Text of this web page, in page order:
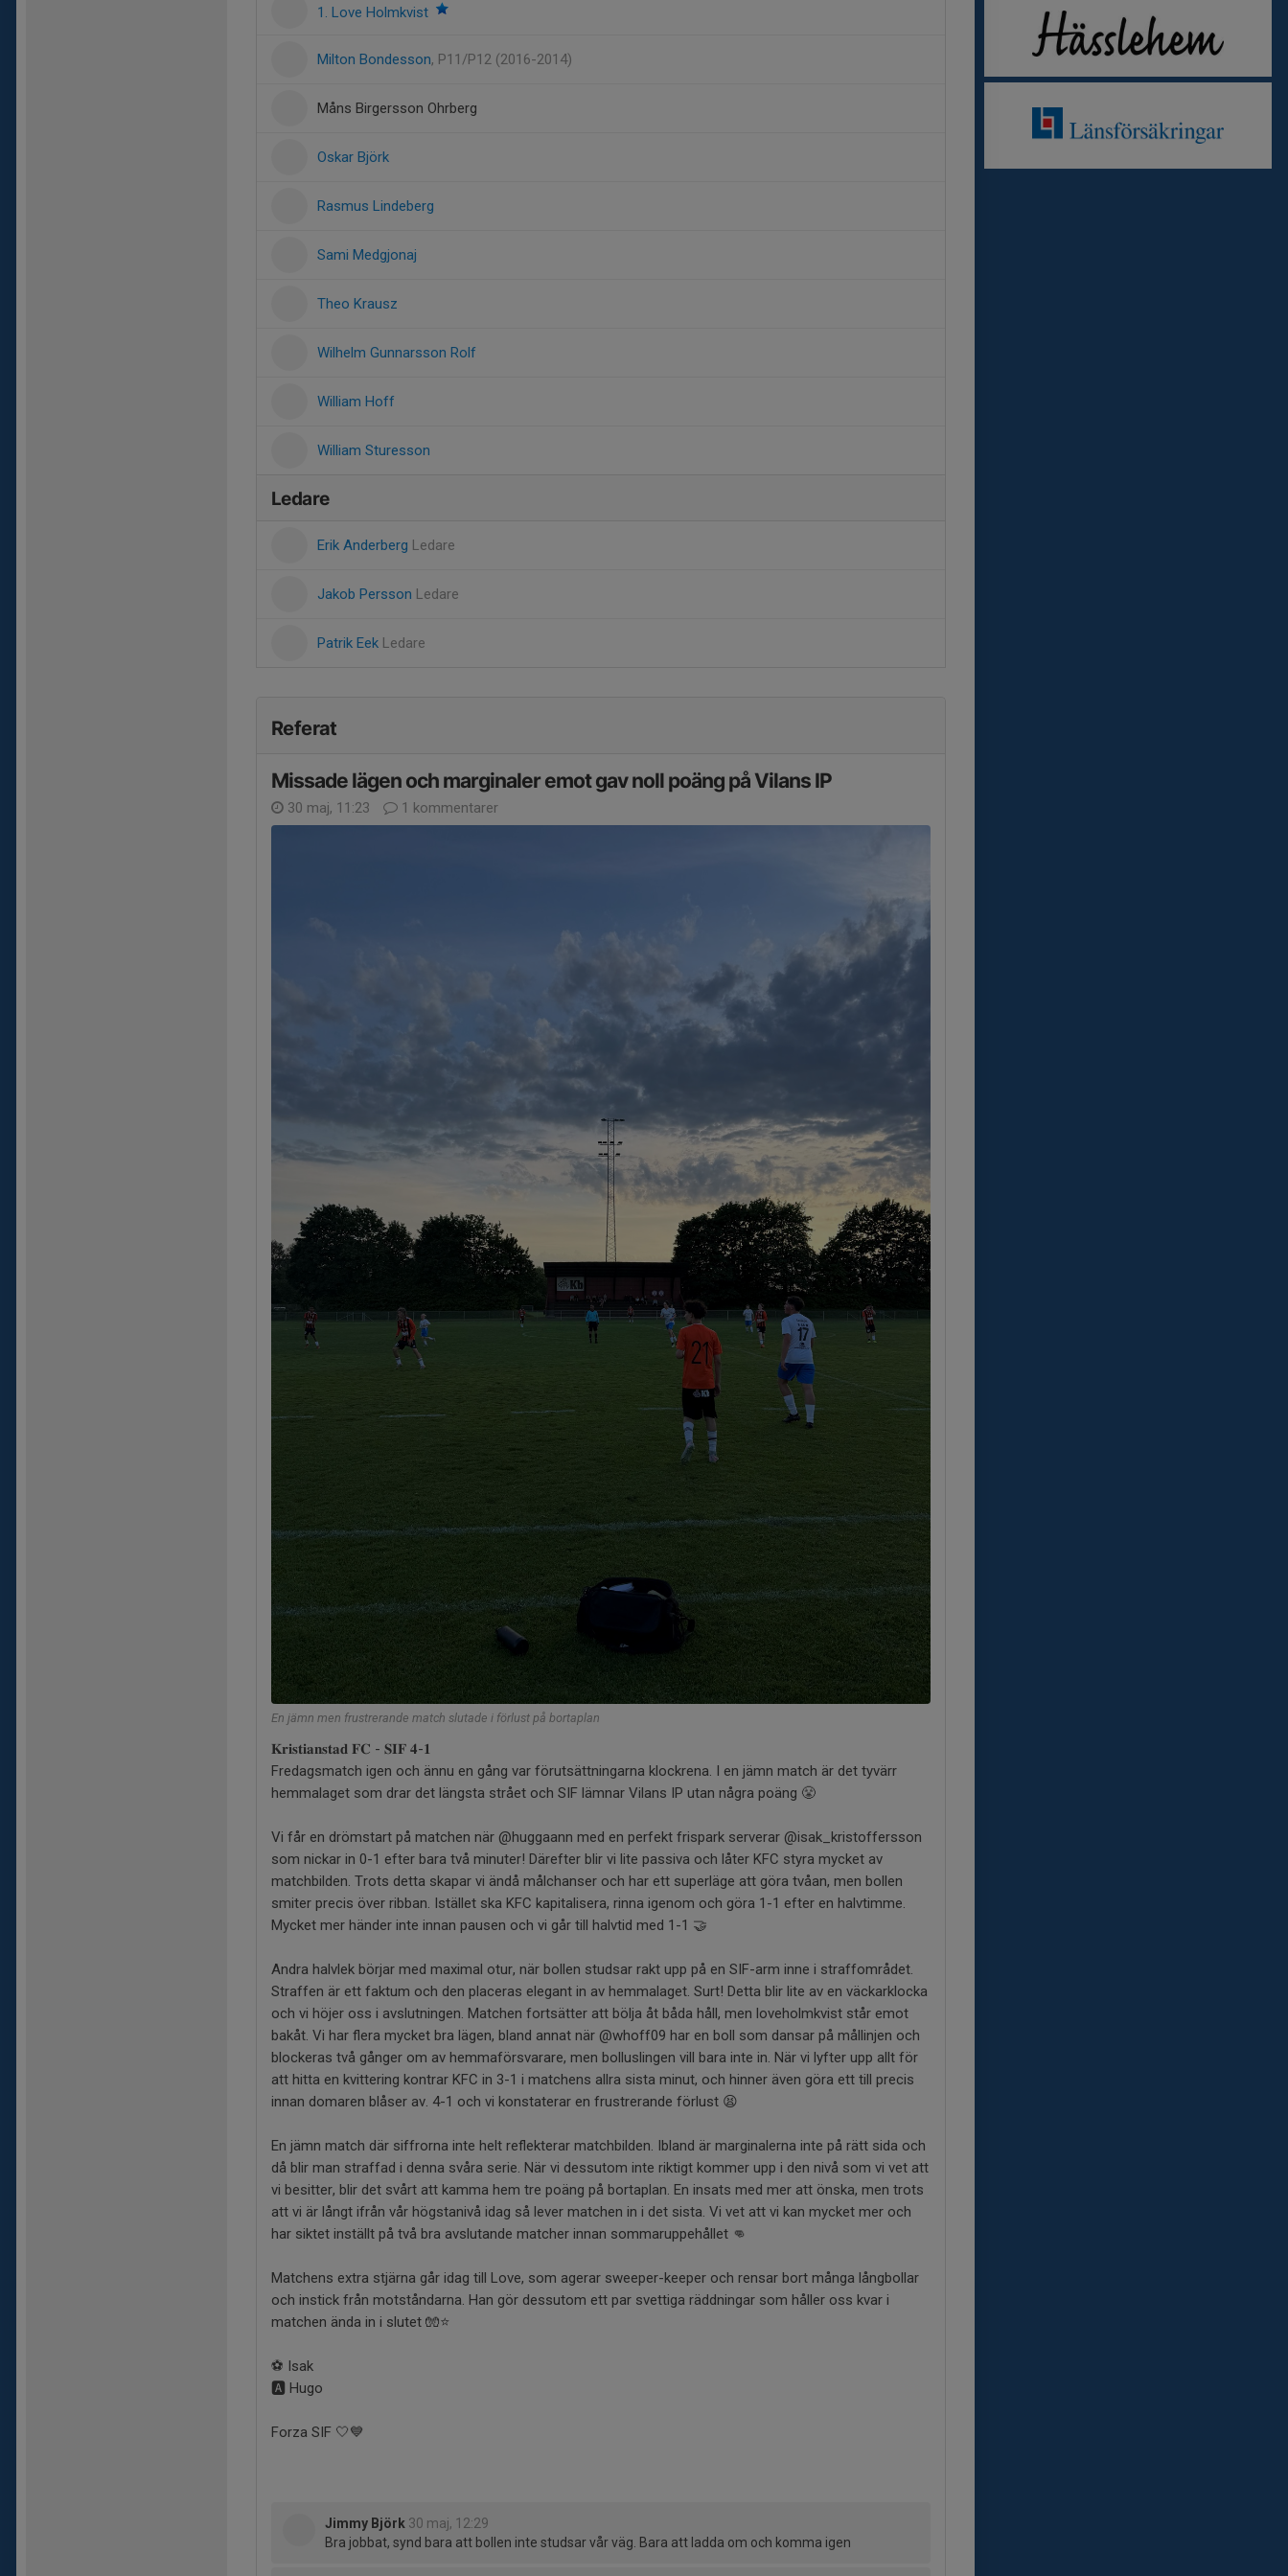
1. Love Holmkvist
Milton Bondesson, P11/P12 (2016-2014)
Måns Birgersson Ohrberg
Oskar Björk
Rasmus Lindeberg
Sami Medgjonaj
Theo Krausz
Wilhelm Gunnarsson Rolf
William Hoff
William Sturesson
Ledare
Erik Anderberg Ledare
Jakob Persson Ledare
Patrik Eek Ledare
Referat
Missade lägen och marginaler emot gav noll poäng på Vilans IP
30 maj, 11:23 1 kommentarer
En jämn men frustrerande match slutade i förlust på bortaplan
𝐊𝐫𝐢𝐬𝐭𝐢𝐚𝐧𝐬𝐭𝐚𝐝 𝐅𝐂 - 𝐒𝐈𝐅 𝟒-𝟏
Fredagsmatch igen och ännu en gång var förutsättningarna klockrena. I en jämn match är det tyvärr
hemmalaget som drar det längsta strået och SIF lämnar Vilans IP utan några poäng 😤
Vi får en drömstart på matchen när @huggaann med en perfekt frispark serverar @isak_kristoffersson
som nickar in 0-1 efter bara två minuter! Därefter blir vi lite passiva och låter KFC styra mycket av
matchbilden. Trots detta skapar vi ändå målchanser och har ett superläge att göra tvåan, men bollen
smiter precis över ribban. Istället ska KFC kapitalisera, rinna igenom och göra 1-1 efter en halvtimme.
Mycket mer händer inte innan pausen och vi går till halvtid med 1-1 🤝
Andra halvlek börjar med maximal otur, när bollen studsar rakt upp på en SIF-arm inne i straffområdet.
Straffen är ett faktum och den placeras elegant in av hemmalaget. Surt! Detta blir lite av en väckarklocka
och vi höjer oss i avslutningen. Matchen fortsätter att bölja åt båda håll, men loveholmkvist står emot
bakåt. Vi har flera mycket bra lägen, bland annat när @whoff09 har en boll som dansar på mållinjen och
blockeras två gånger om av hemmaförsvarare, men bolluslingen vill bara inte in. När vi lyfter upp allt för
att hitta en kvittering kontrar KFC in 3-1 i matchens allra sista minut, och hinner även göra ett till precis
innan domaren blåser av. 4-1 och vi konstaterar en frustrerande förlust 😫
En jämn match där siffrorna inte helt reflekterar matchbilden. Ibland är marginalerna inte på rätt sida och
då blir man straffad i denna svåra serie. När vi dessutom inte riktigt kommer upp i den nivå som vi vet att
vi besitter, blir det svårt att kamma hem tre poäng på bortaplan. En insats med mer att önska, men trots
att vi är långt ifrån vår högstanivå idag så lever matchen in i det sista. Vi vet att vi kan mycket mer och
har siktet inställt på två bra avslutande matcher innan sommaruppehållet 👊
Matchens extra stjärna går idag till Love, som agerar sweeper-keeper och rensar bort många långbollar
och instick från motståndarna. Han gör dessutom ett par svettiga räddningar som håller oss kvar i
matchen ända in i slutet 🧤⭐️
⚽️ Isak
🅰️ Hugo
Forza SIF 🤍💙
Jimmy Björk 30 maj, 12:29
Bra jobbat, synd bara att bollen inte studsar vår väg. Bara att ladda om och komma igen